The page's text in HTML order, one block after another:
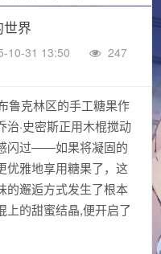
界
10-31 13:50
247
鲁克林区的手工糖果作
·史密斯正用木棍搅动
闪过——如果将凝固的
优雅地享用糖果了，这
的邂逅方式发生了根本
上的甜蜜结晶,便开启了